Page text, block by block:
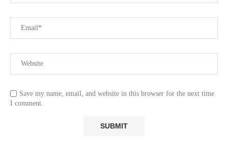
Save my name, email, and website in this browser for the next time
I comment.